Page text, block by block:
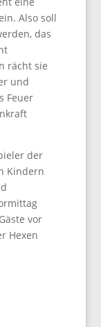
Also soll
das
rächt sie
und
Feuer
der
Kindern
vor
Hexen